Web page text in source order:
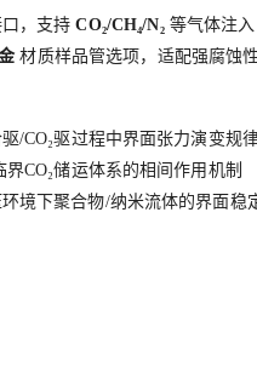
口，支持CO₂/CH₄/N₂等气体注入
材质样品管选项，适配强腐蚀
/CO₂驱过程中界面张力演变规
CO₂储运体系的相间作用机制
境下聚合物/纳米流体的界面稳